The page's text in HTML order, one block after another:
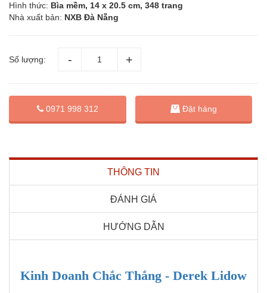
Hình thức: Bìa mềm, 14 x 20.5 cm, 348 trang
Nhà xuất bản: NXB Đà Nẵng
Số lượng:
0971 998 312 Đặt hàng
THÔNG TIN
ĐÁNH GIÁ
HƯỚNG DẪN
Kinh Doanh Chắc Thắng - Derek Lidow